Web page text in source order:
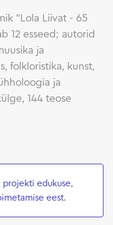
"Lola Liivat - 65
12 esseed; autorid
ja
folkloristika, kunst,
ja
144 teose
projekti edukuse,
eest.